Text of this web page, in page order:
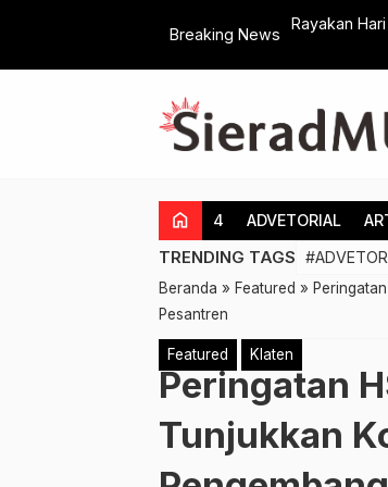
Breaking News
Rayakan
home 4 ADVETORIAL
TRENDING TAGS
Beranda » Featured »
Pesantren
Featured Klaten
Peringatan
Tunjukkan